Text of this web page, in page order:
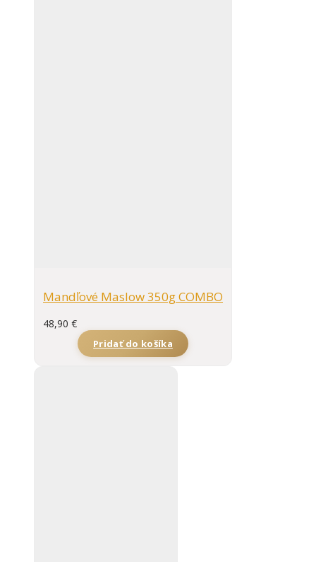
Mandľové Maslow 350g COMBO
48,90 €
Pridať do košíka